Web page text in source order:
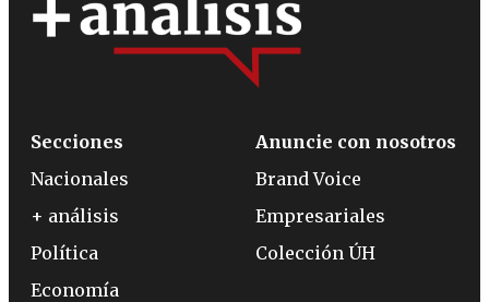
Secciones
Nacionales
+ análisis
Política
Economía
Anuncie con nosotros
Brand Voice
Empresariales
Colección ÚH